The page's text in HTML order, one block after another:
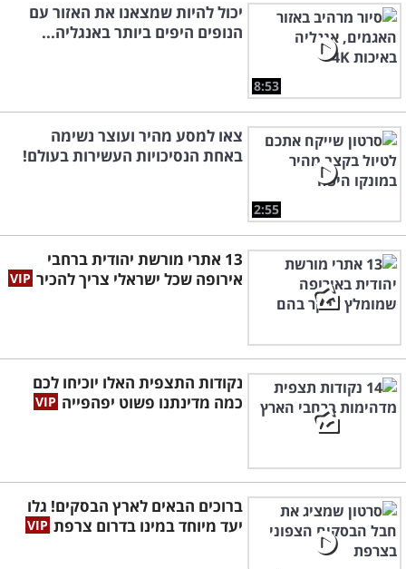
8:53
יכול להיות שמצאנו את האזור עם
הנופים היפים ביותר באנגליה...
2:55
צאו למסע מהיר ועוצר נשימה
באחת הנסיכויות העשירות בעולם!
13 אתרי מורשת יהודית ברחבי
אירופה שכל ישראלי צריך להכיר
נקודות התצפית האלו יוכיחו לכם
כמה מדינתנו פשוט יפהפייה
ברוכים הבאים לארץ הבסקים! גלו
יעד מיוחד במינו בדרום צרפת